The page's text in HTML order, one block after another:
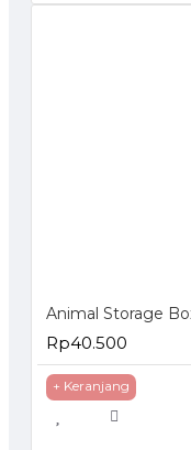
Rp40.500
+ Keranjang